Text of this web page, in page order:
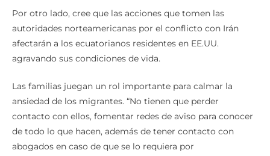
autoridades norteamericanas por el conflicto con Irán
afectarán a los ecuatorianos residentes en EE.UU.
agravando sus condiciones de vida.
ansiedad de los migrantes. “No tienen que perder
contacto con ellos, fomentar redes de aviso para conocer
de todo lo que hacen, además de tener contacto con
abogados en caso de que se lo requiera por
deportaciones”, afirma Salazar. -(I)